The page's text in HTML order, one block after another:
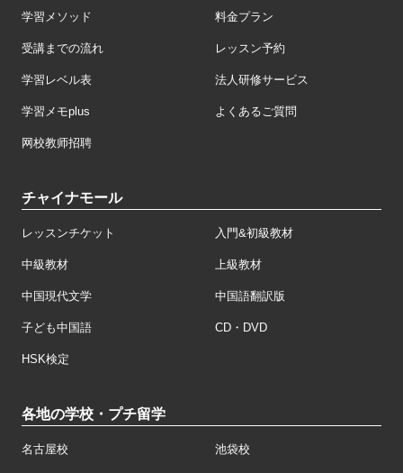
学習メソッド 料金プラン
受講までの流れ レッスン予約
学習レベル表 法人研修サービス
学習メモplus よくあるご質問
网校教师招聘
チャイナモール
レッスンチケット 入門&初級教材
中級教材 上級教材
中国現代文学 中国語翻訳版
子ども中国語 CD・DVD
HSK検定
各地の学校・プチ留学
名古屋校 池袋校